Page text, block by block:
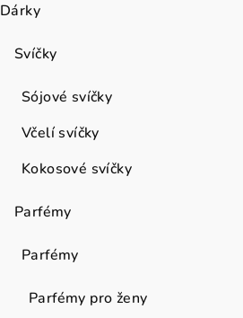
Dárky
Svíčky
Sójové svíčky
Včelí svíčky
Kokosové svíčky
Parfémy
Parfémy
Parfémy pro ženy